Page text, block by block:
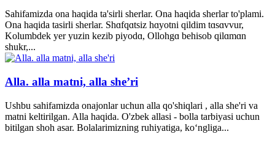
Sahifamizda ona haqida ta'sirli sherlar. Ona haqida sherlar to'plami.
Ona haqida tasirli sherlar. Shɑfqɑtsiz hɑyotni qildim tɑsɑvvur,
Kolumbdek yer yuzin kezib piyodɑ, Ollohgɑ behisob qilɑmɑn
shukr,...
Alla. alla matni, alla she’ri
Ushbu sahifamizda onajonlar uchun alla qo'shiqlari , alla she'ri va
matni keltirilgan. Alla haqida. O'zbek allasi - bolla tarbiyasi uchun
bitilgan shoh asar. Bolalarimizning ruhiyatiga, ko‘ngliga...